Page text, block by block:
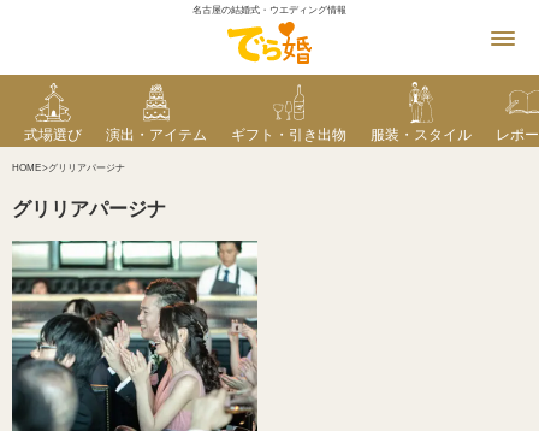
名古屋の結婚式・ウエディング情報
式場選び 演出・アイテム ギフト・引き出物 服装・スタイル レポ
HOME グリリアパージナ
グリリアパージナ